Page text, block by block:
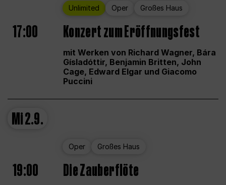
Unlimited Oper Großes Haus
17:00 Konzert zum Eröffnungsfest
mit Werken von Richard Wagner, Bára
Gísladóttir, Benjamin Britten, John
Cage, Edward Elgar und Giacomo
Puccini
Mi2.9.
Oper Großes Haus
19:00 Die Zauberflöte